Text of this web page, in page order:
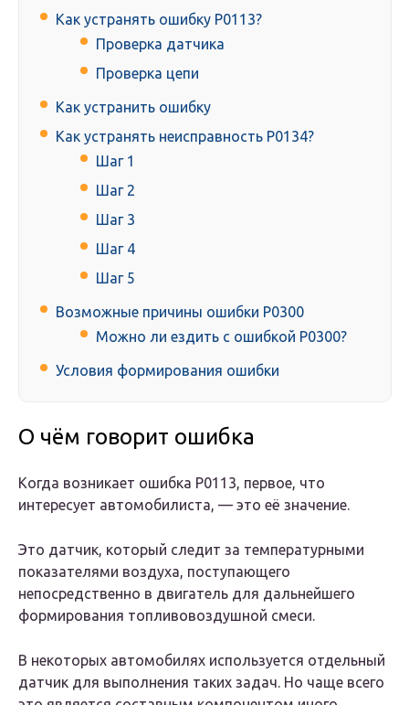
Как устранять ошибку P0113?
Проверка датчика
Проверка цепи
Как устранить ошибку
Как устранять неисправность P0134?
Шаг 1
Шаг 2
Шаг 3
Шаг 4
Шаг 5
Возможные причины ошибки P0300
Можно ли ездить с ошибкой P0300?
Условия формирования ошибки
О чём говорит ошибка
Когда возникает ошибка P0113, первое, что
интересует автомобилиста, — это её значение.
Это датчик, который следит за температурными
показателями воздуха, поступающего
непосредственно в двигатель для дальнейшего
формирования топливовоздушной смеси.
В некоторых автомобилях используется отдельный
датчик для выполнения таких задач. Но чаще всего